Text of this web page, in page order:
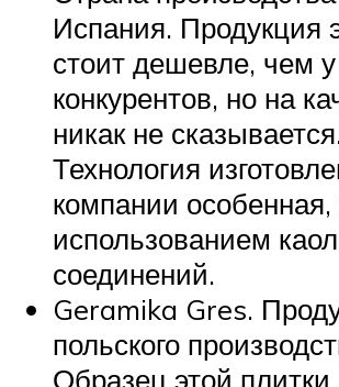
Испания. Продукция
стоит дешевле, чем у
конкурентов, но на
никак не
Технология
компании особенная,
использованием
соединений.
Geramika Gres.
польского
Образец этой плитки